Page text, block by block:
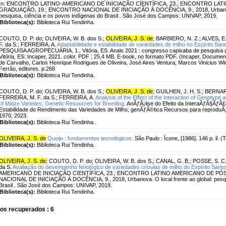
ENCONTRO LATINO-AMERICANO DE INICIAÇÃO CIENTÍFICA, 23.; ENCONTRO
19.; ENCONTRO NACIONAL DE INICIAÇÃO À DOCÊNCIA, 9., 2018,
ciência e os povos indígenas do Brasil . São José dos Campos: UNIVAP, 2019.
Biblioteca(s): Biblioteca Rui Tendinha.
D. P. do; OLIVEIRA, W. B. dos S. ; OLIVEIRA, J. S. de; BARBIERO, N. Z. ; ALVES,
da S. ; FERREIRA, A. Adaptabilidade e estabilidade de variedades de milho no Espírito
AGROPECUÁRIA, 1., Vitória, ES. Anais 2021 : congresso capixaba de
ES: Incaper, 2021. color. PDF ; 25,4 MB. E-book, no formato PDF. (Incaper,
Carvalho, Carlos Henrique Rodrigues de Oliveira, José Aires Ventura, Marcos Vinicius
editores. p.268
Biblioteca(s): Biblioteca Rui Tendinha.
D. P. do; OLIVEIRA, W. B. dos S. ; OLIVEIRA, J. S. de; GUILHEN, J. H. S. ;
M. F. da S. ; FERREIRA, A. Analysis of the Effect of the Interaction of Genotype
Maize Varieties; Genetic Resources for Breeding. AnÃƒÂ¡lise do Efeito da
do Rendimento das Variedades de Milho; genÃƒÂ©tica Recursos para
2023.
Biblioteca(s): Biblioteca Rui Tendinha.
J. S. de Queijo : fundamentos tecnológicos. São Paulo : Ícone, [1986]. 146 p. il.
Biblioteca(s): Biblioteca Rui Tendinha.
J. S. de; COUTO, D. P. do; OLIVEIRA, W. B. dos S. ; CANAL, G. B. ; POSSE, S.
S. Avaliação do desempenho fenológico de variedades crioulas de milho do Espírito
DE INICIAÇÃO CIENTÍFICA, 23.; ENCONTRO LATINO AMERICANO DE
DE INICIAÇÃO À DOCÊNCIA, 9., 2018, Urbanova. O local frente ao global:
. São José dos Campos: UNIVAP, 2019.
Biblioteca(s): Biblioteca Rui Tendinha.
recuperados : 6